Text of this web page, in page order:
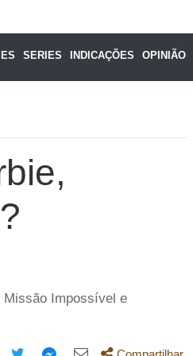
SERIES INDICAÇÕES OPINIÃO
Missão Impossível e